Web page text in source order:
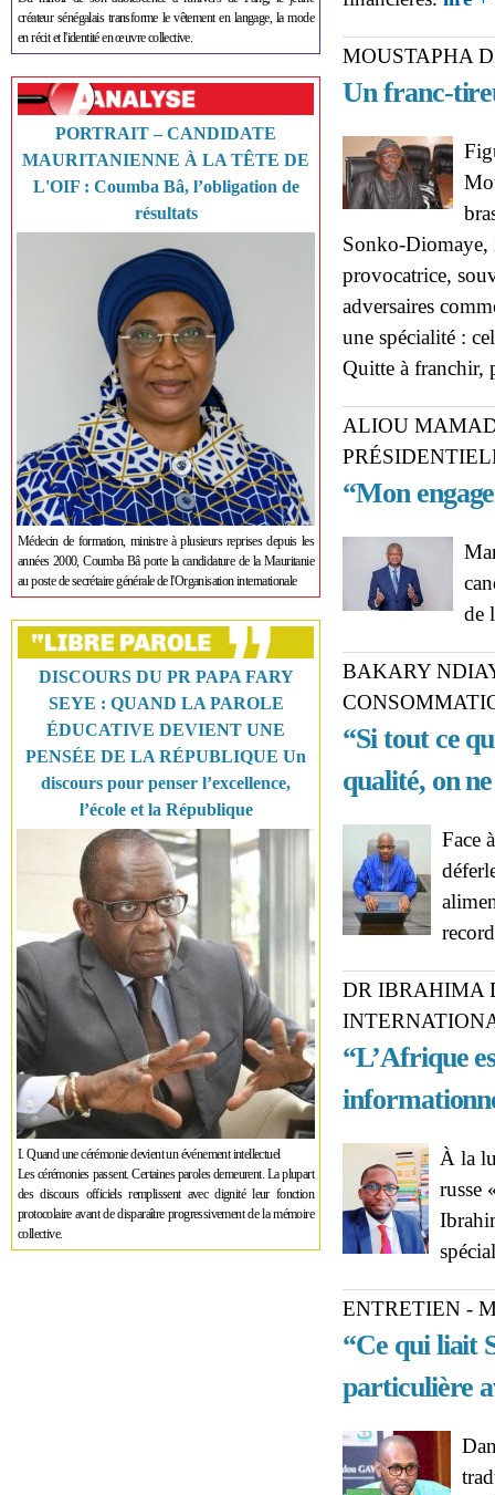
créateur sénégalais transforme le vêtement en langage, la mode
en récit et l'identité en œuvre collective.
PORTRAIT – CANDIDATE
MAURITANIENNE À LA TÊTE DE
L'OIF : Coumba Bâ, l’obligation de
résultats
Médecin de formation, ministre à plusieurs reprises depuis les
années 2000, Coumba Bâ porte la candidature de la Mauritanie
au poste de secrétaire générale de l'Organisation internationale
DISCOURS DU PR PAPA FARY
SEYE : QUAND LA PAROLE
ÉDUCATIVE DEVIENT UNE
PENSÉE DE LA RÉPUBLIQUE Un
discours pour penser l’excellence,
l’école et la République
I. Quand une cérémonie devient un événement intellectuel
Les cérémonies passent. Certaines paroles demeurent. La plupart
des discours officiels remplissent avec dignité leur fonction
protocolaire avant de disparaître progressivement de la mémoire
collective.
MOUSTAPHA
Un franc-
Sonko-Diomaye,
provocatrice,
adversaires
une spécialité :
Quitte à franchir,
ALIOU
“Mon
de
BAKARY
“Si tout ce
qualité, on
Face
DR IBRAHIMA
“L’Afrique
À la
russe
ENTRETIEN -
“Ce qui liait
particulière